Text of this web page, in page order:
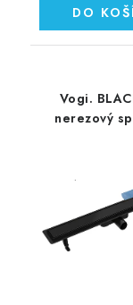
DO
Vogi.
nerezový